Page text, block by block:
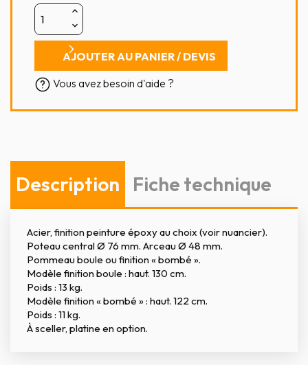
AJOUTER AU PANIER / DEVIS
Vous avez besoin d'aide ?
Description Fiche technique
Acier, finition peinture époxy au choix (voir nuancier).
Poteau central Ø 76 mm. Arceau Ø 48 mm.
Pommeau boule ou finition « bombé ».
Modèle finition boule : haut. 130 cm.
Poids : 13 kg.
Modèle finition « bombé » : haut. 122 cm.
Poids : 11 kg.
À sceller, platine en option.